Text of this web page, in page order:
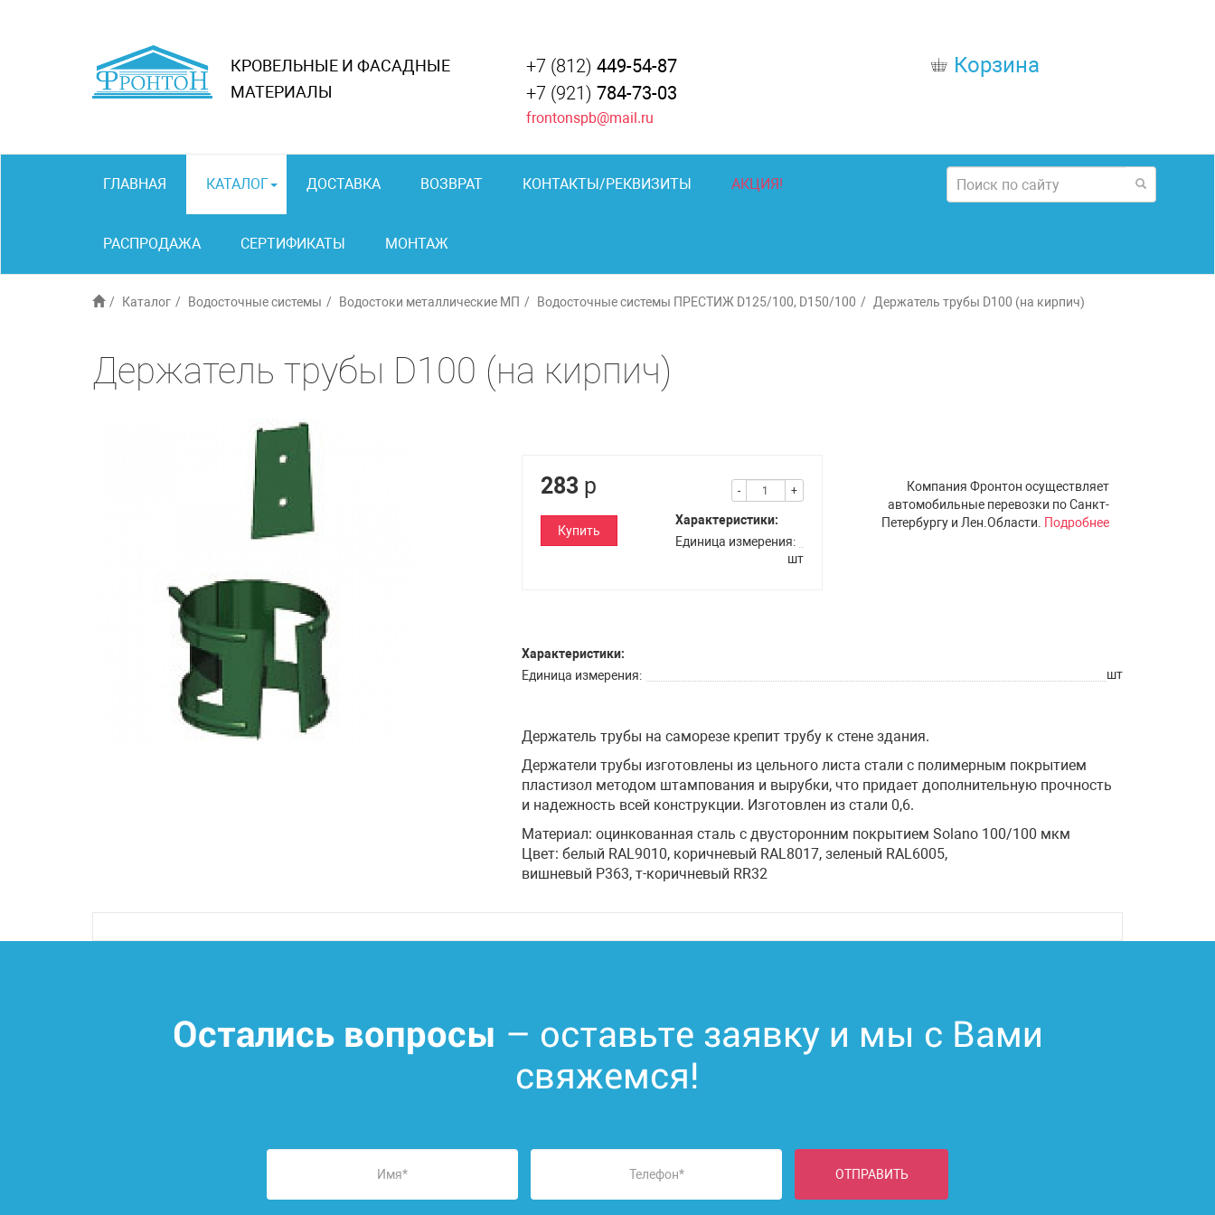
КРОВЕЛЬНЫЕ И ФАСАДНЫЕ
МАТЕРИАЛЫ
+7 (812) 449-54-87
+7 (921) 784-73-03
frontonspb@mail.ru
Корзина
ГЛАВНАЯ КАТАЛОГ ДОСТАВКА ВОЗВРАТ КОНТАКТЫ/РЕКВИЗИТЫ АКЦИЯ!
РАСПРОДАЖА СЕРТИФИКАТЫ МОНТАЖ
Каталог Водосточные системы Водостоки металлические МП Водосточные системы ПРЕСТИЖ D125/100, D150/100 Держатель трубы D100 (на кирпич)
Держатель трубы D100 (на кирпич)
283 р
Купить
- +
Характеристики:
Единица измерения
шт
Компания Фронтон осуществляет
автомобильные перевозки по Санкт-
Петербургу и Лен.Области.
Подробнее
Характеристики:
Единица измерения
шт
Держатель трубы на саморезе крепит трубу к стене здания.
Держатели трубы изготовлены из цельного листа стали с полимерным покрытием
пластизол методом штампования и вырубки, что придает дополнительную прочность
и надежность всей конструкции. Изготовлен из стали 0,6.
Материал: оцинкованная сталь с двусторонним покрытием Solano 100/100 мкм
Цвет: белый RAL9010, коричневый RAL8017, зеленый RAL6005,
вишневый P363, т-коричневый RR32
Остались вопросы – оставьте заявку и мы с Вами
свяжемся!
ОТПРАВИТЬ